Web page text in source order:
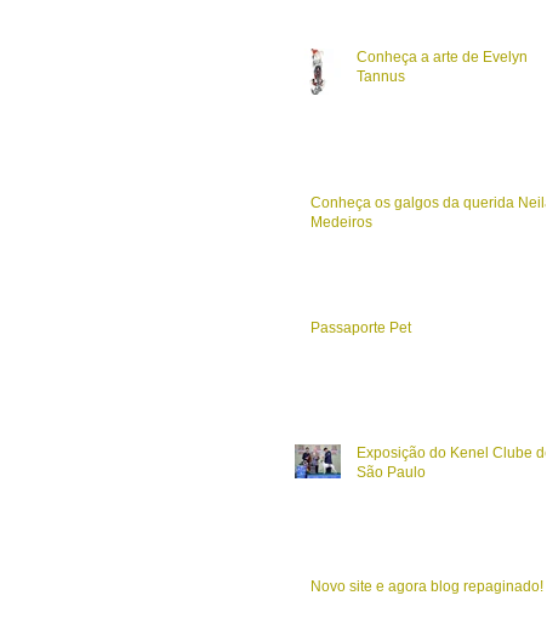
Conheça a arte de Evelyn
Tannus
Conheça os galgos da querida Neila
Medeiros
Passaporte Pet
Exposição do Kenel Clube de
São Paulo
Novo site e agora blog repaginado!